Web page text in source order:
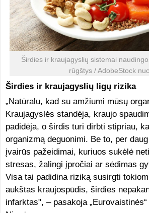
Širdies ir kraujagyslių sistemai
rūgštys / AdobeStock
Širdies ir kraujagyslių ligų rizika
„Natūralu, kad su amžiumi mūsų
Kraujagyslės standėja, kraujo
padidėja, o širdis turi dirbti stipriau,
organizmą deguonimi. Be to, per
įvairūs pažeidimai, kuriuos sukėlė
stresas, žalingi įpročiai ar sėdimas
Visa tai padidina riziką susirgti
aukštas kraujospūdis, širdies
infarktas", – pasakoja